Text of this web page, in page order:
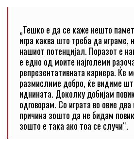
„Тешко е да се каже нешто
игра каква што треба да играме,
нашиот потенцијал. Поразот е
е едно од моите најголеми
репрезентативната кариера. Ќе
размислиме добро, ќе видиме
иднината. Доколку добијам
одговорам. Со играта во овие
причина зошто да не бидам
зошто е така ако тоа се случи“.